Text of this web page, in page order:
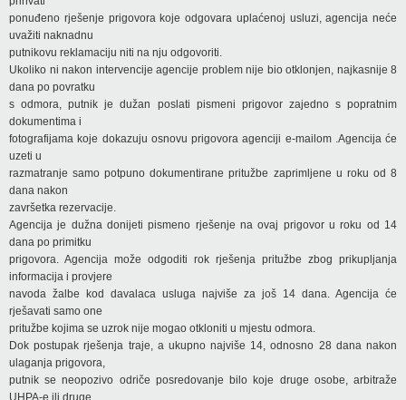
ponuđeno rješenje prigovora koje odgovara uplaćenoj usluzi, agencija neće
uvažiti naknadnu
putnikovu reklamaciju niti na nju odgovoriti.
Ukoliko ni nakon intervencije agencije problem nije bio otklonjen, najkasnije 8
dana po povratku
s odmora, putnik je dužan poslati pismeni prigovor zajedno s popratnim
dokumentima i
fotografijama koje dokazuju osnovu prigovora agenciji e-mailom .Agencija će
uzeti u
razmatranje samo potpuno dokumentirane pritužbe zaprimljene u roku od 8
dana nakon
završetka rezervacije.
Agencija je dužna donijeti pismeno rješenje na ovaj prigovor u roku od 14
dana po primitku
prigovora. Agencija može odgoditi rok rješenja pritužbe zbog prikupljanja
informacija i provjere
navoda žalbe kod davalaca usluga najviše za još 14 dana. Agencija će
rješavati samo one
pritužbe kojima se uzrok nije mogao otkloniti u mjestu odmora.
Dok postupak rješenja traje, a ukupno najviše 14, odnosno 28 dana nakon
ulaganja prigovora,
putnik se neopozivo odriče posredovanje bilo koje druge osobe, arbitraže
UHPA-e ili druge